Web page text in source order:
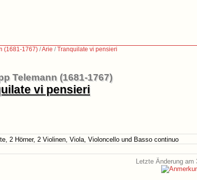
(1681-1767) /Arie /Tranquilate vi pensieri
Telemann (1681-1767)
vi pensieri
2 Hörner, 2 Violinen, Viola, Violoncello und Basso continuo
Letzte Änderung am